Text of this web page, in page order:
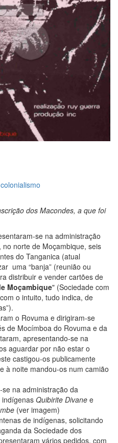
dos Macondes, a que foi
se na administração
norte de Moçambique, seis
do Tanganica (atual
uma “banja” (reunião ou
distribuir e vender cartões de
Moçambique" (Sociedade com
o intuito, tudo indica, de
o Rovuma e dirigiram-se
de Mocímboa do Rovuma e da
apresentando-se na
aguardar por não estar o
castigou-os publicamente
à noite mandou-os num camião
na administração da
indígenas Quibirite Divane e
(ver imagem)
de indígenas, solicitando
da Sociedade dos
vários pedidos, com